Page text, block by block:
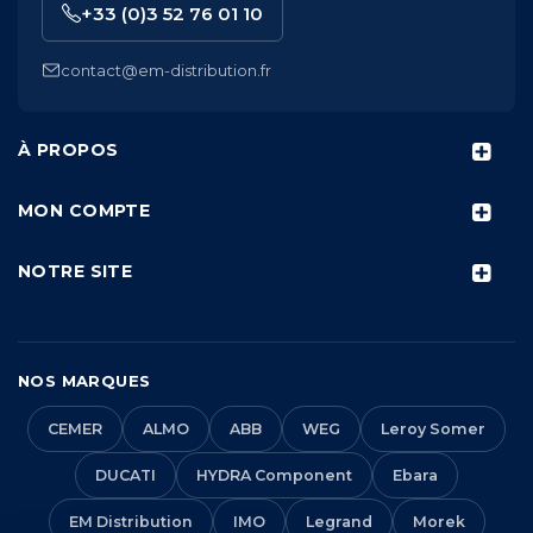
À PROPOS
MON COMPTE
NOTRE SITE
+33 (0)3 52 76 01 10
contact@em-distribution.fr
NOS MARQUES
CEMER ALMO ABB WEG Leroy Somer
DUCATI HYDRA Component Ebara
EM Distribution IMO Legrand Morek